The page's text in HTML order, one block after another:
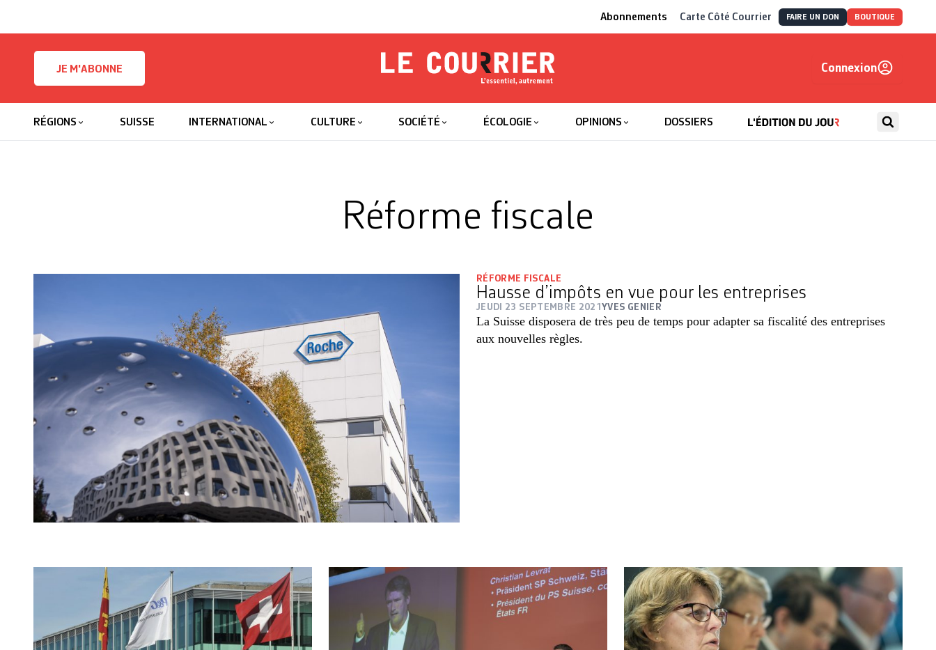
Abonnements Carte Côté Courrier FAIRE UN DON BOUTIQUE
JE M'ABONNE
Le Courrier
Connexion
RÉGIONS SUISSE INTERNATIONAL CULTURE SOCIÉTÉ ÉCOLOGIE OPINIONS DOSSIERS
Réforme fiscale
RÉFORME FISCALE
Hausse d’impôts en vue pour les entreprises
JEUDI 23 SEPTEMBRE 2021YVES GENIER
La Suisse disposera de très peu de temps pour adapter sa fiscalité des entreprises
aux nouvelles règles.